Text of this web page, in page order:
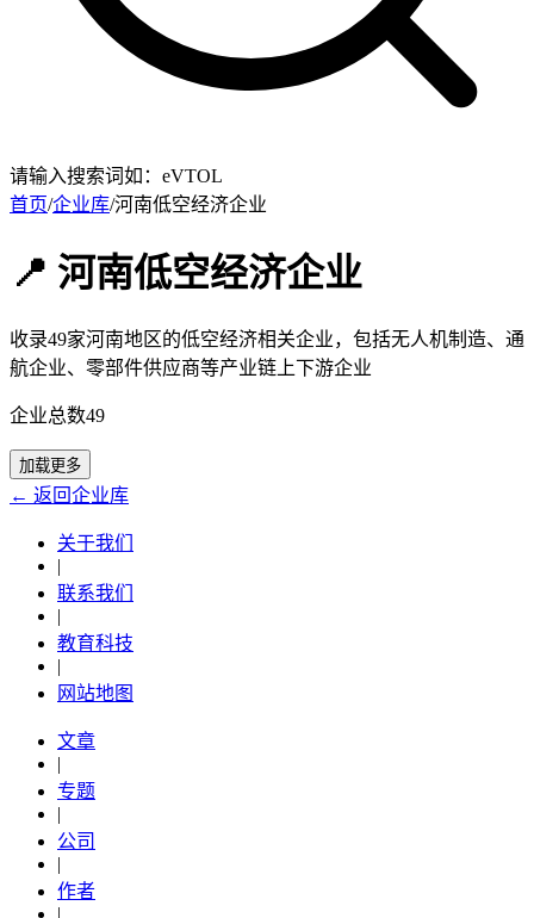
请输入搜索词如：eVTOL
首页/企业库/河南低空经济企业
📍 河南低空经济企业
收录49家河南地区的低空经济相关企业，包括无人机制造、通
航企业、零部件供应商等产业链上下游企业
企业总数49
加载更多
← 返回企业库
关于我们
|
联系我们
|
教育科技
|
网站地图
文章
|
专题
|
公司
|
作者
|